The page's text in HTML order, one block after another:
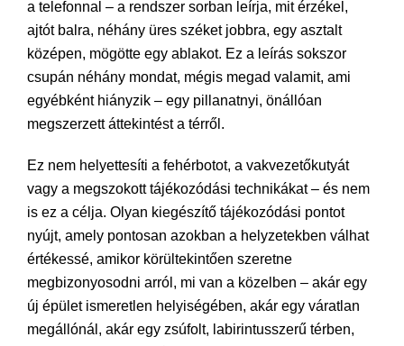
a telefonnal – a rendszer sorban leírja, mit érzékel,
ajtót balra, néhány üres széket jobbra, egy asztalt
középen, mögötte egy ablakot. Ez a leírás sokszor
csupán néhány mondat, mégis megad valamit, ami
egyébként hiányzik – egy pillanatnyi, önállóan
megszerzett áttekintést a térről.
Ez nem helyettesíti a fehérbotot, a vakvezetőkutyát
vagy a megszokott tájékozódási technikákat – és nem
is ez a célja. Olyan kiegészítő tájékozódási pontot
nyújt, amely pontosan azokban a helyzetekben válhat
értékessé, amikor körültekintően szeretne
megbizonyosodni arról, mi van a közelben – akár egy
új épület ismeretlen helyiségében, akár egy váratlan
megállónál, akár egy zsúfolt, labirintusszerű térben,